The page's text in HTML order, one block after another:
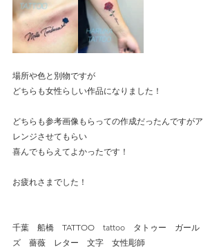
場所や色と別物ですが
どちらも女性らしい作品になりました！
どちらも参考画像もらっての作成だったんですがア
レンジさせてもらい
喜んでもらえてよかったです！
お疲れさまでした！
千葉　船橋　TATTOO　tattoo　タトゥー　ガール
ズ　薔薇　レター　文字　女性彫師